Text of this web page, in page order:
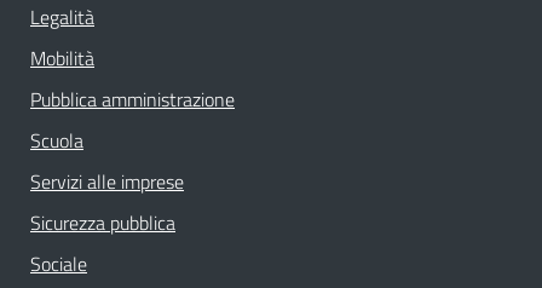
Legalità
Mobilità
Pubblica amministrazione
Scuola
Servizi alle imprese
Sicurezza pubblica
Sociale